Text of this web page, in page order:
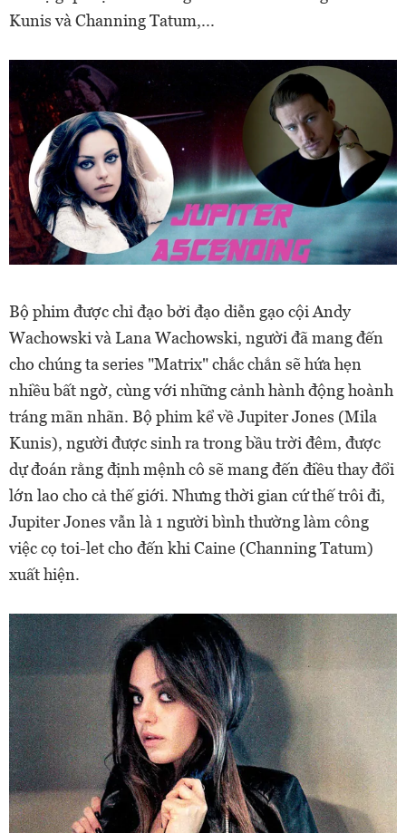
Kunis và Channing Tatum,...
Bộ phim được chỉ đạo bởi đạo diễn gạo cội Andy
Wachowski và Lana Wachowski, người đã mang đến
cho chúng ta series "Matrix" chắc chắn sẽ hứa hẹn
nhiều bất ngờ, cùng với những cảnh hành động hoành
tráng mãn nhãn. Bộ phim kể về Jupiter Jones (Mila
Kunis), người được sinh ra trong bầu trời đêm, được
dự đoán rằng định mệnh cô sẽ mang đến điều thay đổi
lớn lao cho cả thế giới. Nhưng thời gian cứ thế trôi đi,
Jupiter Jones vẫn là 1 người bình thường làm công
việc cọ toi-let cho đến khi Caine (Channing Tatum)
xuất hiện.